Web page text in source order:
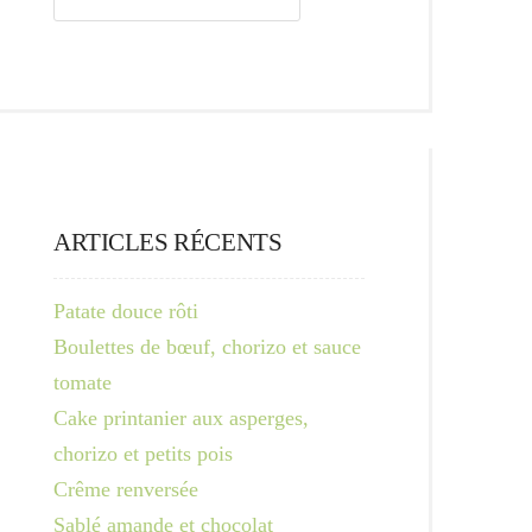
ARTICLES RÉCENTS
Patate douce rôti
Boulettes de bœuf, chorizo et sauce
tomate
Cake printanier aux asperges,
chorizo et petits pois
Crême renversée
Sablé amande et chocolat